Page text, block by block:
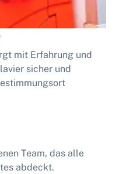
mit Erfahrung und
sicher und
Team, das alle
abdeckt.